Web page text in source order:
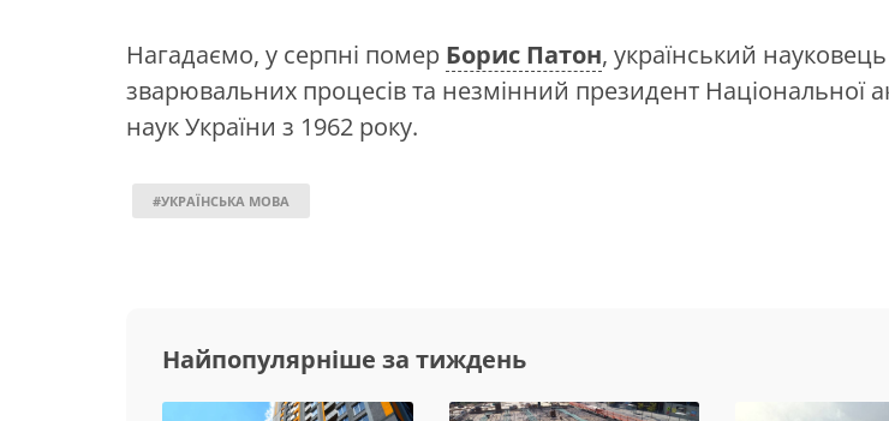
Нагадаємо, у серпні помер Борис Патон, український науковець
зварювальних процесів та незмінний президент Національної
наук України з 1962 року.
#УКРАЇНСЬКА МОВА
Найпопулярніше за тиждень